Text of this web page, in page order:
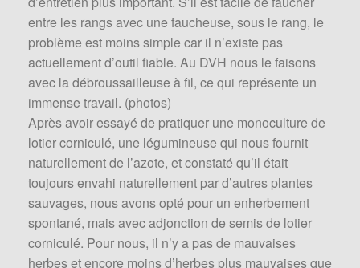
entre les rangs avec une faucheuse, sous le rang, le
problème est moins simple car il n’existe pas
actuellement d’outil fiable. Au DVH nous le faisons
avec la débroussailleuse à fil, ce qui représente un
immense travail. (photos)
Après avoir essayé de pratiquer une monoculture de
lotier corniculé, une légumineuse qui nous fournit
naturellement de l’azote, et constaté qu’il était
toujours envahi naturellement par d’autres plantes
sauvages, nous avons opté pour un enherbement
spontané, mais avec adjonction de semis de lotier
corniculé. Pour nous, il n’y a pas de mauvaises
herbes et encore moins d’herbes plus mauvaises que